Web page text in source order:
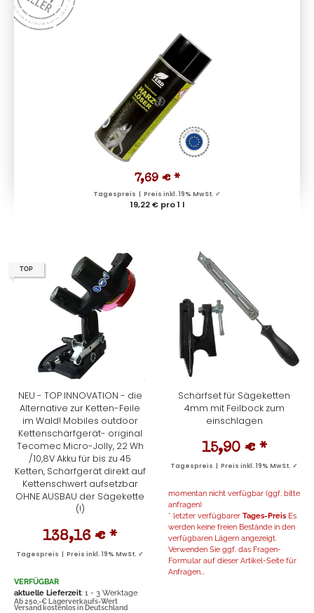
7,69 € *
Tagespreis | Preis inkl. 19% MwSt. ✓
19,22 € pro 1 l
TOP
NEU - TOP INNOVATION - die
Alternative zur Ketten-Feile
im Wald! Mobiles outdoor
Kettenschärfgerät- original
Tecomec Micro-Jolly, 22 Wh
/10,8V Akku für bis zu 45
Ketten, Schärfgerät direkt auf
Kettenschwert aufsetzbar
OHNE AUSBAU der Sägekette
(!)
138,16 € *
Tagespreis | Preis inkl. 19% MwSt. ✓
VERFÜGBAR
aktuelle Lieferzeit: 1 - 3 Werktage
Ab 250,-€ Lagerverkaufs-Wert
Versand kostenlos in Deutschland
Schärfset für Sägeketten
4mm mit Feilbock zum
einschlagen
15,90 € *
Tagespreis | Preis inkl. 19% MwSt. ✓
momentan nicht verfügbar (ggf. bitte
anfragen)
* letzter verfügbarer Tages-Preis Es
werden keine freien Bestände in den
verfügbaren Lägern angezeigt.
Verwenden Sie ggf. das Fragen-
Formular auf dieser Artikel-Seite für
Anfragen...